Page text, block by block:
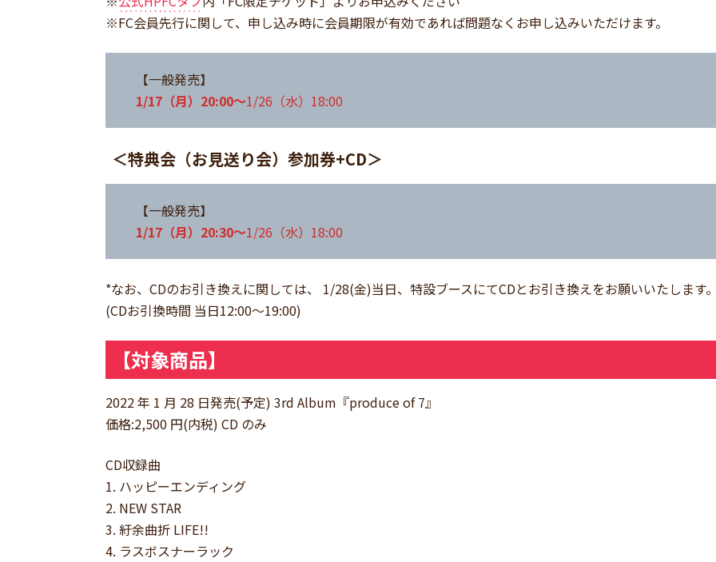
※FC会員先行に関して、申し込み時に会員期限が有効であれば問題なくお申し込みいただけます。
【一般発売】
1/17（月）20:00～1/26（水）18:00
＜特典会（お見送り会）参加券+CD＞
【一般発売】
1/17（月）20:30～1/26（水）18:00
*なお、CDのお引き換えに関しては、 1/28(金)当日、特設ブースにてCDとお引き換えをお願いいたします
(CDお引換時間 当日12:00〜19:00)
【対象商品】
2022 年 1 月 28 日発売(予定) 3rd Album『produce of 7』
価格:2,500 円(内税) CD のみ
CD収録曲
1. ハッピーエンディング
2. NEW STAR
3. 紆余曲折 LIFE!!
4. ラスボスナーラック